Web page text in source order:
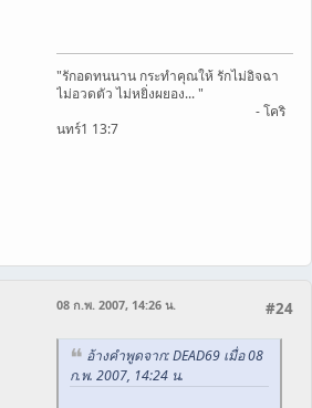
"รักอดทนนาน กระทำคุณให้ รักไม่อิจฉา
ไม่อวดตัว ไม่หยิ่งผยอง... "
- โคริ
นทร์1 13:7
#24
08 ก.พ. 2007, 14:26 น.
อ้างคำพูดจาก: DEAD69 เมื่อ 08
ก.พ. 2007, 14:24 น.